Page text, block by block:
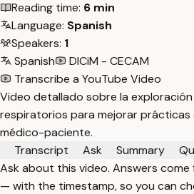
Reading time: 6 min
Language: Spanish
Speakers: 1
Spanish
DICiM - CECAM
Transcribe a YouTube Video
Video detallado sobre la
respiratorios para mejorar prácticas
médico-paciente.
Transcript
Ask Summary
Ask about this video. Answers
— with the timestamp, so you can